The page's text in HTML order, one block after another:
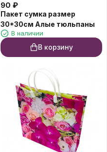
90 ₽
Пакет сумка размер
30*30см Алые тюльпаны
В наличии
В корзину